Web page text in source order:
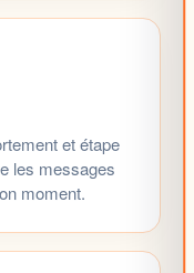
et étape
les messages
moment.